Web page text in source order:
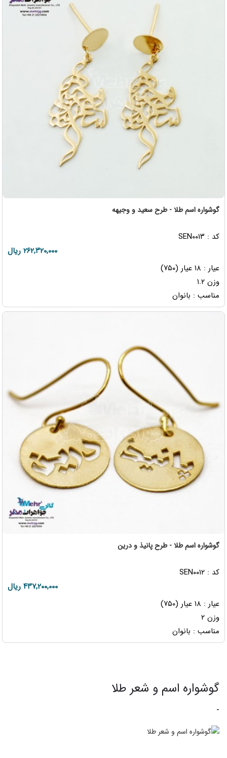
گوشواره اسم طلا - طرح سعید و وجیهه
کد : SEN۰۰۱۳
۲۶۲,۳۲۰,۰۰۰ ریال
عیار : ۱۸ عیار (۷۵۰)
وزن ۱.۲
مناسب : بانوان
گوشواره اسم طلا - طرح پانیذ و درین
کد : SEN۰۰۱۲
۴۳۷,۲۰۰,۰۰۰ ریال
عیار : ۱۸ عیار (۷۵۰)
وزن ۲
مناسب : بانوان
گوشواره اسم و شعر طلا
-